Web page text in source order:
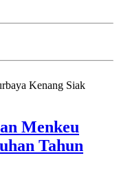
Menkeu
Tahun